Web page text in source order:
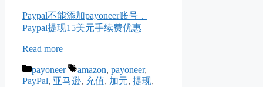
Paypal不能添加payoneer账号，
Paypal提现15美元手续费优惠
Read more
Categories
payoneer Tags
amazon, payoneer,
PayPal, 亚马逊, 充值, 加元, 提现,